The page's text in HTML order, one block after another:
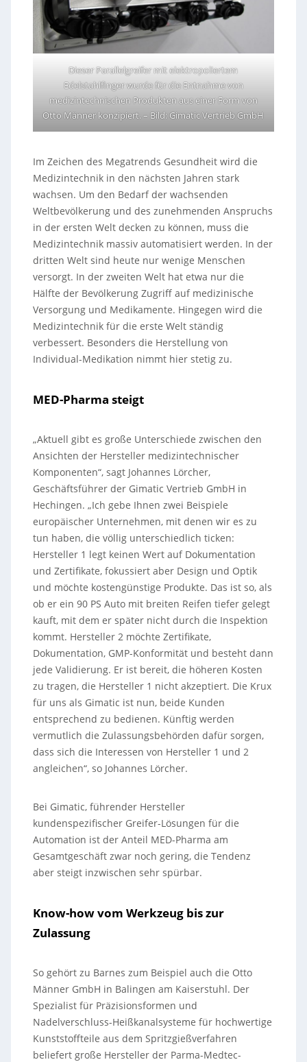
Dieser Parallelgreifer mit elektropoliertem
Edelstahlfinger wurde für die Entnahme von
medizintechnischen Produkten aus einer Form von
Otto Männer konzipiert. –Bild: Gimatic Vertrieb GmbH
Im Zeichen des Megatrends Gesundheit wird die
Medizintechnik in den nächsten Jahren stark
wachsen. Um den Bedarf der wachsenden
Weltbevölkerung und des zunehmenden Anspruchs
in der ersten Welt decken zu können, muss die
Medizintechnik massiv automatisiert werden. In der
dritten Welt sind heute nur wenige Menschen
versorgt. In der zweiten Welt hat etwa nur die
Hälfte der Bevölkerung Zugriff auf medizinische
Versorgung und Medikamente. Hingegen wird die
Medizintechnik für die erste Welt ständig
verbessert. Besonders die Herstellung von
Individual-Medikation nimmt hier stetig zu.
MED-Pharma steigt
„Aktuell gibt es große Unterschiede zwischen den
Ansichten der Hersteller medizintechnischer
Komponenten“, sagt Johannes Lörcher,
Geschäftsführer der Gimatic Vertrieb GmbH in
Hechingen. „Ich gebe Ihnen zwei Beispiele
europäischer Unternehmen, mit denen wir es zu
tun haben, die völlig unterschiedlich ticken:
Hersteller 1 legt keinen Wert auf Dokumentation
und Zertifikate, fokussiert aber Design und Optik
und möchte kostengünstige Produkte. Das ist so, als
ob er ein 90 PS Auto mit breiten Reifen tiefer gelegt
kauft, mit dem er später nicht durch die Inspektion
kommt. Hersteller 2 möchte Zertifikate,
Dokumentation, GMP-Konformität und besteht dann
jede Validierung. Er ist bereit, die höheren Kosten
zu tragen, die Hersteller 1 nicht akzeptiert. Die Krux
für uns als Gimatic ist nun, beide Kunden
entsprechend zu bedienen. Künftig werden
vermutlich die Zulassungsbehörden dafür sorgen,
dass sich die Interessen von Hersteller 1 und 2
angleichen“, so Johannes Lörcher.
Bei Gimatic, führender Hersteller
kundenspezifischer Greifer-Lösungen für die
Automation ist der Anteil MED-Pharma am
Gesamtgeschäft zwar noch gering, die Tendenz
aber steigt inzwischen sehr spürbar.
Know-how vom Werkzeug bis zur
Zulassung
So gehört zu Barnes zum Beispiel auch die Otto
Männer GmbH in Balingen am Kaiserstuhl. Der
Spezialist für Präzisionsformen und
Nadelverschluss-Heißkanalsysteme für hochwertige
Kunststoffteile aus dem Spritzgießverfahren
beliefert große Hersteller der Parma-Medtec-